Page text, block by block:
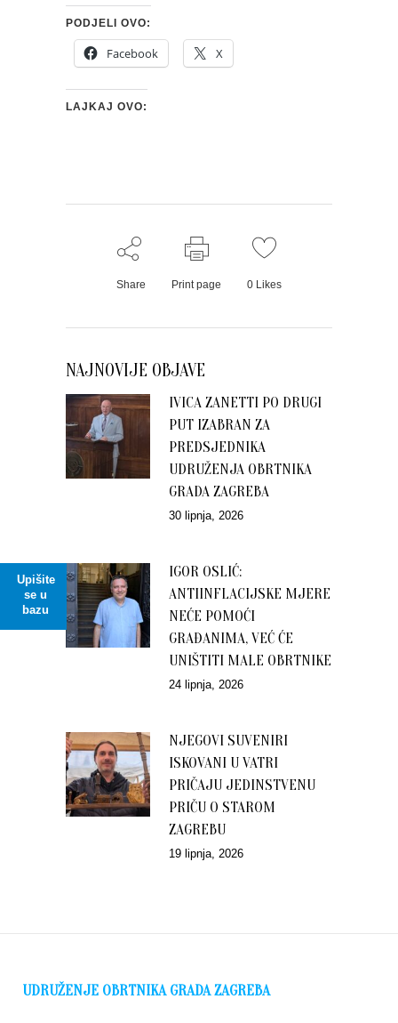
Upišite
se u
bazu
PODJELI OVO:
Facebook X
LAJKAJ OVO:
Share Print page 0 Likes
NAJNOVIJE OBJAVE
IVICA ZANETTI PO DRUGI
PUT IZABRAN ZA
PREDSJEDNIKA
UDRUŽENJA OBRTNIKA
GRADA ZAGREBA
30 lipnja, 2026
IGOR OSLIĆ:
ANTIINFLACIJSKE MJERE
NEĆE POMOĆI
GRAĐANIMA, VEĆ ĆE
UNIŠTITI MALE OBRTNIKE
24 lipnja, 2026
NJEGOVI SUVENIRI
ISKOVANI U VATRI
PRIČAJU JEDINSTVENU
PRIČU O STAROM
ZAGREBU
19 lipnja, 2026
UDRUŽENJE OBRTNIKA GRADA ZAGREBA